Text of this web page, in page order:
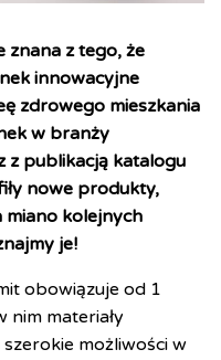
znana z tego, że
innowacyjne
zdrowego mieszkania
w branży
z publikacją katalogu
nowe produkty,
miano kolejnych
je!
obowiązuje od 1
nim materiały
możliwości w